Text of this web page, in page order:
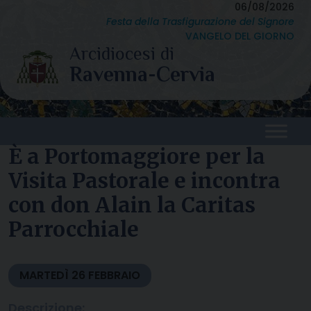
content
06/08/2026
Festa della Trasfigurazione del Signore
VANGELO DEL GIORNO
È a Portomaggiore per la
Visita Pastorale e incontra
con don Alain la Caritas
Parrocchiale
MARTEDÌ 26 FEBBRAIO